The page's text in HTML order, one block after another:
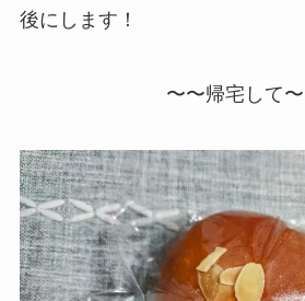
後にします！
〜〜帰宅して